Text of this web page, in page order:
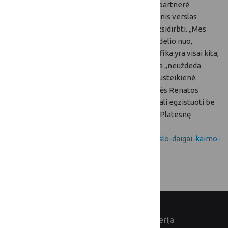
vadovė, VšĮ ,,Gerais norais pragaras grįstas" partnerė
Andželika Rusteikienė pastebėjo, kad socialinis verslas
gimsta ten, kur verslas nemato galimybės užsidirbti. „Mes
negalime nusikopijuoti socialinio verslo modelio nuo,
tarkime, D. Britanijos, nes mūsų šalies specifika yra visai kita,
todėl turime kurti savo. Šio verslo koncepcija „neuždeda
apynasrio", o duoda daug laisvės", - sakė A. Rusteikienė.
Lietuvos atsakingo verslo asociacijos atstovės Renatos
Gaudinskaitės nuomone, darnus verslas negali egzistuoti be
bendradarbiavimo su vietos bendruomene. Platesnę
http://zum.lrv.lt/lt/naujienos/socialinio-verslo-daigai-kaimo-
© Lietuvos Respublikos žemės ūkio ministerija